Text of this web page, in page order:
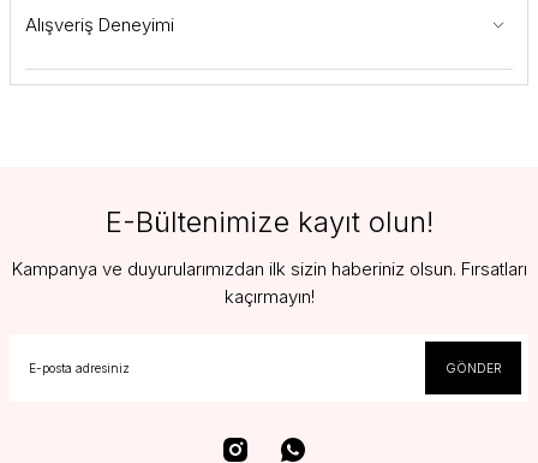
Alışveriş Deneyimi
E-Bültenimize kayıt olun!
Kampanya ve duyurularımızdan ilk sizin haberiniz olsun. Fırsatları
kaçırmayın!
GÖNDER